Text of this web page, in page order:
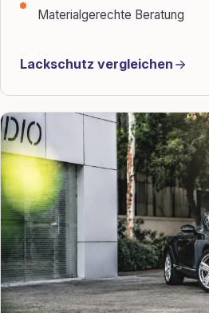
Materialgerechte Beratung
Lackschutz vergleichen